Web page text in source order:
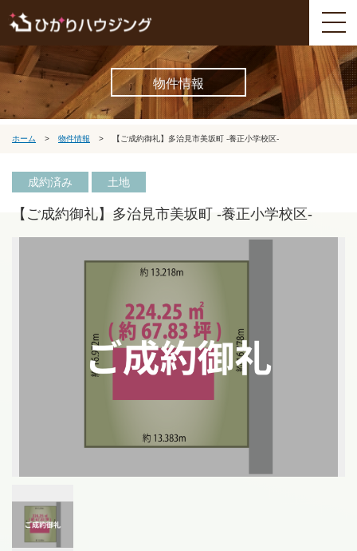
物件情報
ホーム > 物件情報 > 【ご成約御礼】多治見市美坂町 -養正小学校区-
成約済み 土地
【ご成約御礼】多治見市美坂町 -養正小学校区-